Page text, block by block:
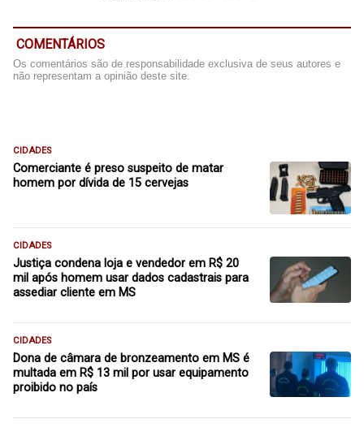
COMENTÁRIOS
Os comentários são de responsabilidade exclusiva de seus autores e
não representam a opinião deste site.
CIDADES
Comerciante é preso suspeito de matar
homem por dívida de 15 cervejas
CIDADES
Justiça condena loja e vendedor em R$ 20
mil após homem usar dados cadastrais para
assediar cliente em MS
CIDADES
Dona de câmara de bronzeamento em MS é
multada em R$ 13 mil por usar equipamento
proibido no país